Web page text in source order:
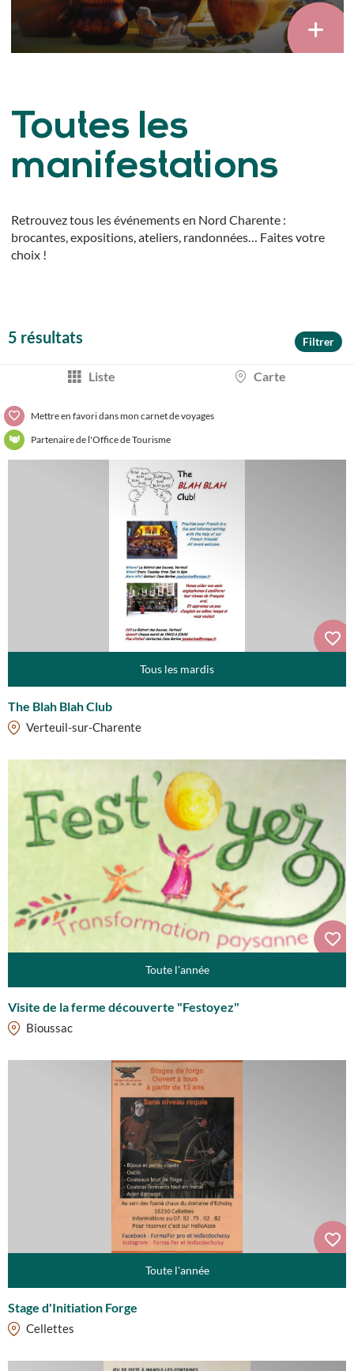
Toutes les
manifestations
Retrouvez tous les événements en Nord Charente :
brocantes, expositions, ateliers, randonnées… Faites votre
choix !
5 résultats Filtrer
Liste Carte
Mettre en favori dans mon carnet de voyages
Partenaire de l'Office de Tourisme
Tous les mardis
The Blah Blah Club
Verteuil-sur-Charente
Toute l'année
Visite de la ferme découverte "Festoyez"
Bioussac
Toute l'année
Stage d'Initiation Forge
Cellettes